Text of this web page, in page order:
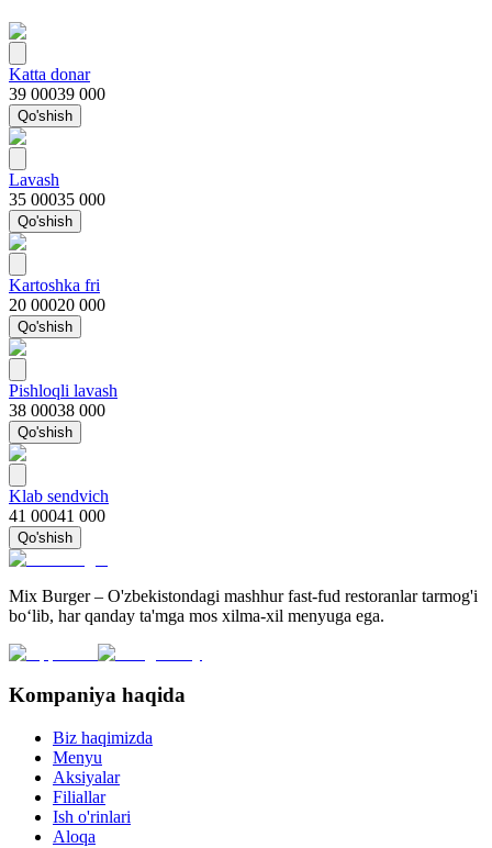
Katta donar
39 00039 000
Qo'shish
Lavash
35 00035 000
Qo'shish
Kartoshka fri
20 00020 000
Qo'shish
Pishloqli lavash
38 00038 000
Qo'shish
Klab sendvich
41 00041 000
Qo'shish
Mix Burger – O'zbekistondagi mashhur fast-fud restoranlar tarmog'i
bo‘lib, har qanday ta'mga mos xilma-xil menyuga ega.
Kompaniya haqida
Biz haqimizda
Menyu
Aksiyalar
Filiallar
Ish o'rinlari
Aloqa